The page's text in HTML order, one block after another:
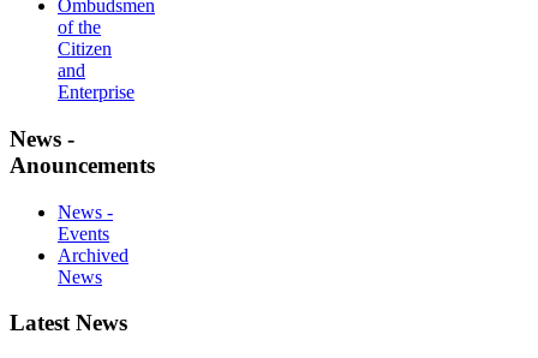
Ombudsmen
of the
Citizen
and
Enterprise
News -
Anouncements
News -
Events
Archived
News
Latest News